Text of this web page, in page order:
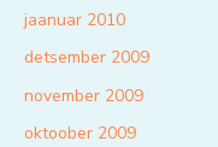
jaanuar 2010
detsember 2009
november 2009
oktoober 2009